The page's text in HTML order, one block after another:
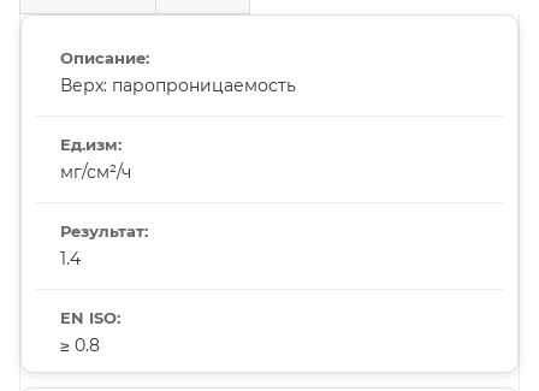
Верх: паропроницаемость
мг/см²/ч
1.4
≥ 0.8